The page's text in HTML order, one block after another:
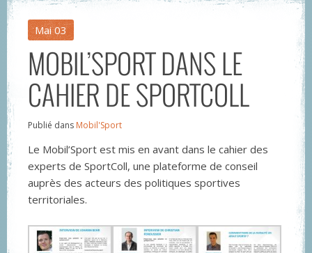
Mai 03
MOBIL’SPORT DANS LE
CAHIER DE SPORTCOLL
Publié dans Mobil'Sport
Le Mobil’Sport est mis en avant dans le cahier des
experts de SportColl, une plateforme de conseil
auprès des acteurs des politiques sportives
territoriales.